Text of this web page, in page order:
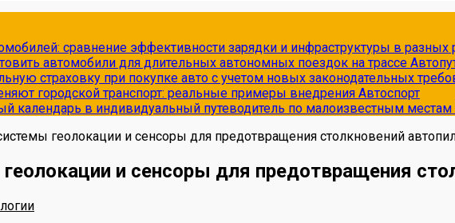
сравнение эффективности зарядки и инфраструктуры в разных
автомобили для длительных автономных поездок на трассе
страховку при покупке авто с учетом новых законодательных
городской транспорт: реальные примеры внедрения Автоспорт
календарь в индивидуальный путеводитель по малоизвестным местам
геолокации и сенсоры для предотвращения столкновений
и сенсоры для предотвращения